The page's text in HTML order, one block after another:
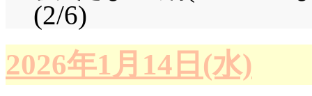
(2/6)
2026年1月14日(水)